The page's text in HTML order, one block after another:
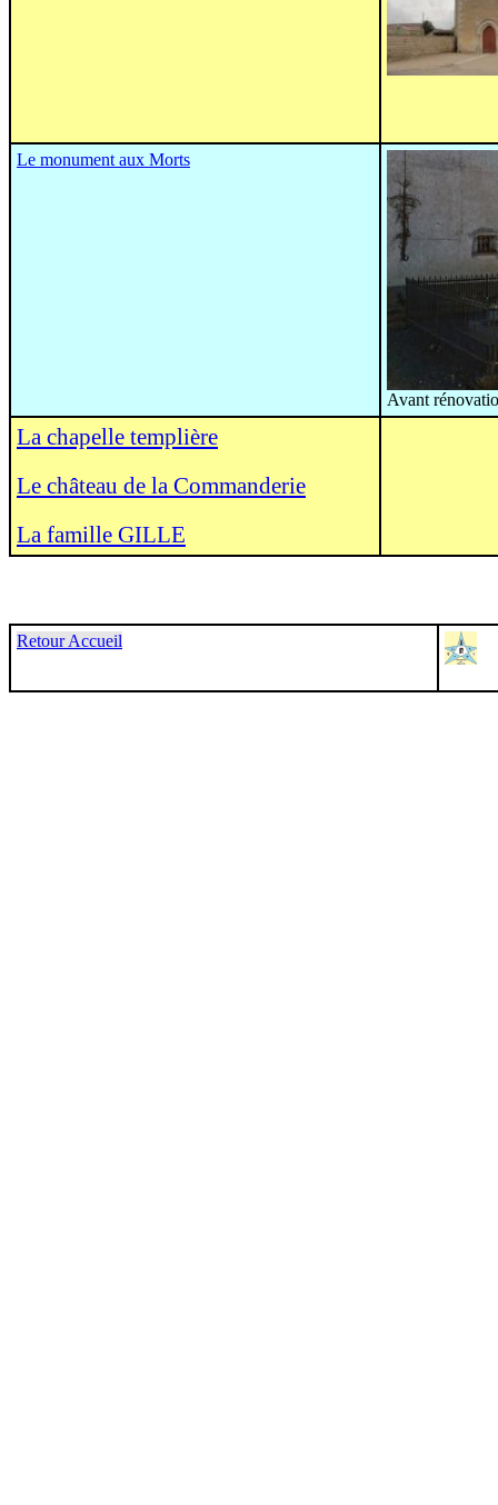
Le monument aux Morts
Avant
La chapelle templière
Le château de la Commanderie
La famille GILLE
Retour Accueil